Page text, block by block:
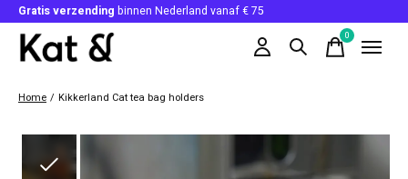
Gratis verzending binnen Nederland vanaf € 75
0items
Home / Kikkerland Cat tea bag holders